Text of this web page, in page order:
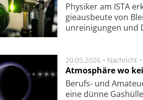
Physiker am ISTA
gie­aus­beu­te von
unrei­ni­gung­en und
20.05.2026 • Nachricht •
Atmosphäre wo
Berufs- und
eine dün­ne